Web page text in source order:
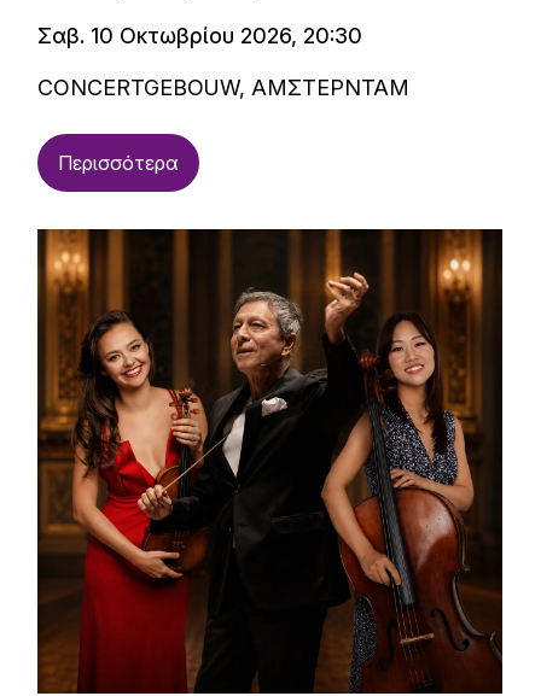
Σαβ. 10 Οκτωβρίου 2026, 20:30
CONCERTGEBOUW, ΑΜΣΤΕΡΝΤΑΜ
Περισσότερα